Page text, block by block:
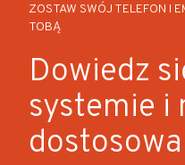
ZOSTAW SWÓJ TELEFON I
TOBĄ
Dowiedz
systemie i